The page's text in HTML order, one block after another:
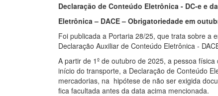
Declaração de Conteúdo Eletrônica - DC-e e
Eletrônica – DACE – Obrigatoriedade em
Foi publicada a Portaria 28/25, que trata sobre a
Declaração Auxiliar de Conteúdo Eletrônica -
A partir de 1º de outubro de 2025, a pessoa
início do transporte, a Declaração de Conteúdo
mercadorias, na hipótese de não ser exigida
fica facultada antes da data acima mencionada.